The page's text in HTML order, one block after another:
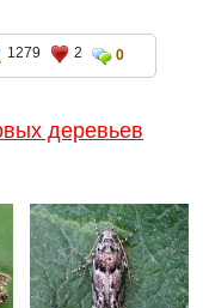
1279 2 0
деревьев